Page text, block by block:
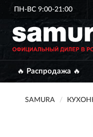
ПН-ВС 9:00-21:00
🔥 Распродажа 🔥
SAMURA